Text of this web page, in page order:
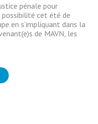
pénale pour
cet été de
en s’impliquant dans la
de MAVN, les